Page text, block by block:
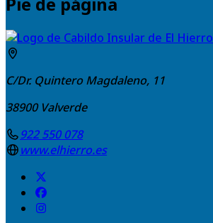
C/Dr. Quintero Magdaleno, 11
38900 Valverde
922 550 078
www.elhierro.es